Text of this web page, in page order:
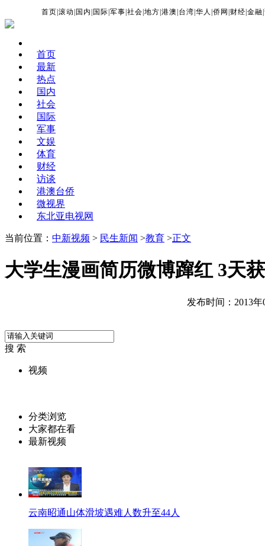
首页 |滚动 国内 国际 |军事 |社会 |地方 |港澳 台湾 |华人 |侨网 财经 |金融 |
首页
最新
热点
国内
社会
国际
军事
文娱
体育
财经
访谈
港澳台侨
微视界
东北亚电视网
当前位置： 中新视频 > 民生新闻 >教育 >正文
大学生漫画简历微博蹿红 3天
发布时间：2013年
搜 索
视频
分类浏览
大家都在看
最新视频
云南昭通山体滑坡遇难人数升至44人